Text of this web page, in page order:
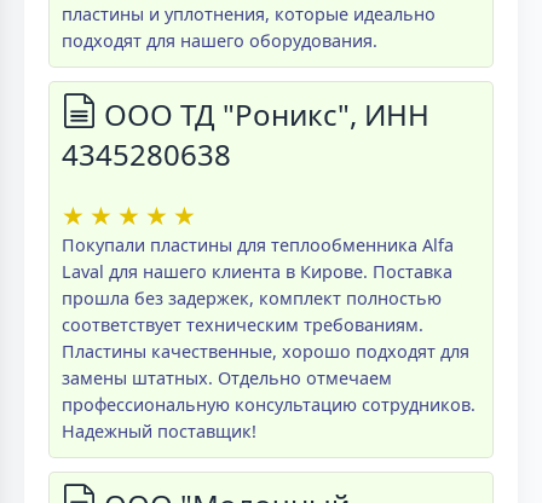
пластины и уплотнения, которые идеально
подходят для нашего оборудования.
ООО ТД "Роникс", ИНН
4345280638
★ ★ ★ ★ ★
Покупали пластины для теплообменника Alfa
Laval для нашего клиента в Кирове. Поставка
прошла без задержек, комплект полностью
соответствует техническим требованиям.
Пластины качественные, хорошо подходят для
замены штатных. Отдельно отмечаем
профессиональную консультацию сотрудников.
Надежный поставщик!